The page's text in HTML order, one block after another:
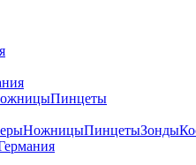
Пинцеты
НожницыПинцетыЗонды